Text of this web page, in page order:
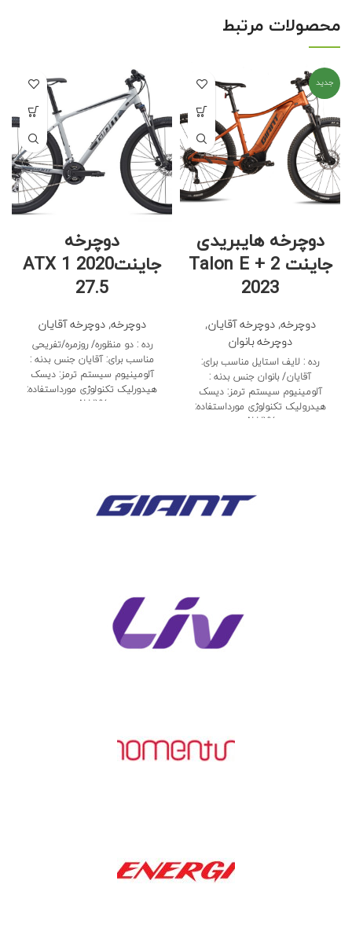
محصولات مرتبط
جدید
دوچرخه هایبریدی
جاینت Talon E + 2
2023
دوچرخه,دوچرخه آقایان,
دوچرخه بانوان
رده : لایف استایل مناسب برای:
آقایان/ بانوان جنس بدنه :
آلومینیوم سیستم ترمز: دیسک
هیدرولیک تکنولوژی مورداستفاده:
ALUXX
دوچرخه
جاینت2020 ATX 1
27.5
دوچرخه, دوچرخه آقایان
رده : دو منظوره/ روزمره/تفریحی
مناسب برای: آقایان جنس بدنه :
آلومینیوم سیستم ترمز: دیسک
هیدورلیک تکنولوژی مورداستفاده:
ALUXX